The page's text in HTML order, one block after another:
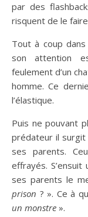
par des
risquent de le
Tout à coup
son attention
feulement d’un
homme. Ce
l’élastique.
Puis ne pouvant
prédateur il surgit
ses parents.
effrayés.
ses parents le
prison ? ». Ce à
un monstre ».